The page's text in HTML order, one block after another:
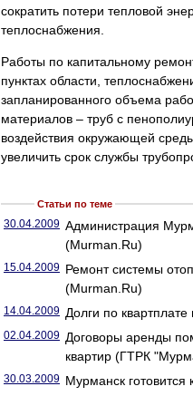
сократить потери тепловой
теплоснабжения.
Работы по капитальному
пунктах области,
запланированного объема
материалов – труб с
воздействия окружающей
увеличить срок службы
Статьи по теме
30.04.2009 Администрация
(Murman.Ru)
15.04.2009 Ремонт системы
(Murman.Ru)
14.04.2009 Долги по
02.04.2009 Договоры аренды
квартир (ГТРК
30.03.2009 Мурманск готовится